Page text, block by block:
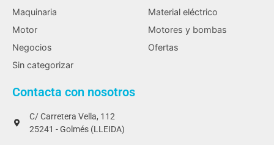
Maquinaria
Material eléctrico
Motor
Motores y bombas
Negocios
Ofertas
Sin categorizar
Contacta con nosotros
C/ Carretera Vella, 112
25241 - Golmés (LLEIDA)